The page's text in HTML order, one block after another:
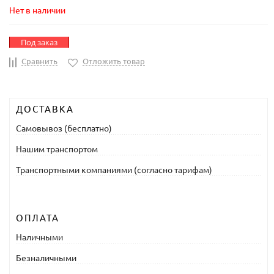
Нет в наличии
Под заказ
Сравнить Отложить товар
ДОСТАВКА
Самовывоз (бесплатно)
Нашим транспортом
Транспортными компаниями (согласно тарифам)
ОПЛАТА
Наличными
Безналичными